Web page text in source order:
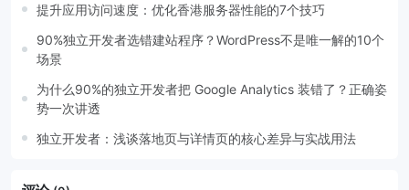
提升应用访问速度：优化香港服务器性能的7个技巧
90%独立开发者选错建站程序？WordPress不是唯一解的10个
场景
为什么90%的独立开发者把 Google Analytics 装错了？正确姿
势一次讲透
独立开发者：浅谈落地页与详情页的核心差异与实战用法